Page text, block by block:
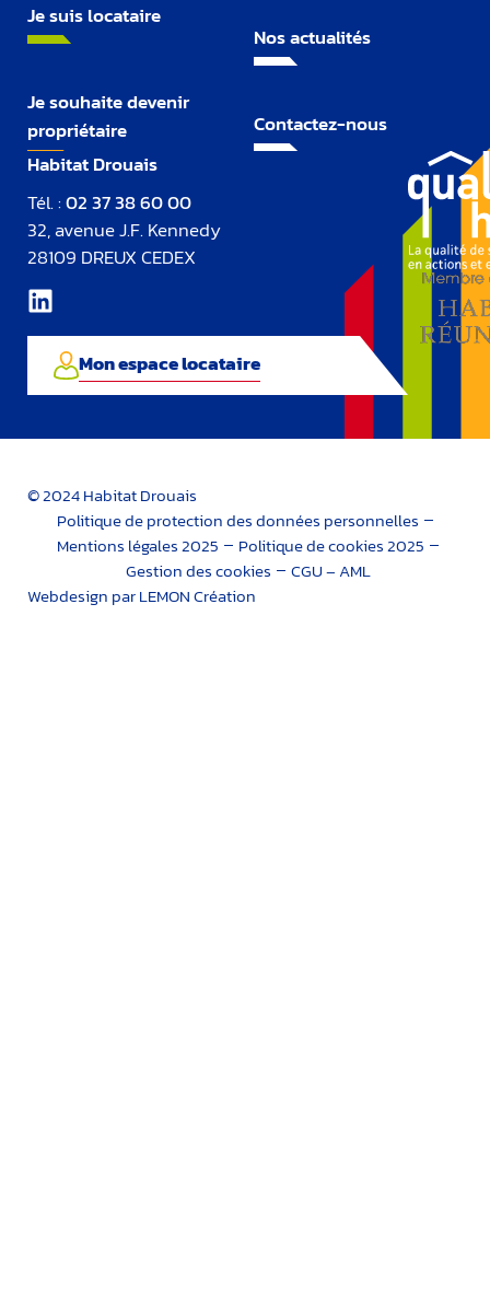
Je suis locataire
Je souhaite devenir
propriétaire
Nos actualités
Contactez-nous
Habitat Drouais
Tél. :02 37 38 60 00
32, avenue J.F. Kennedy
28109 DREUX CEDEX
Mon espace locataire
© 2024 Habitat Drouais
Politique de protection des données personnelles
Mentions légales 2025
Politique de cookies 2025
Gestion des cookies
CGU – AML
Webdesign par LEMON Création